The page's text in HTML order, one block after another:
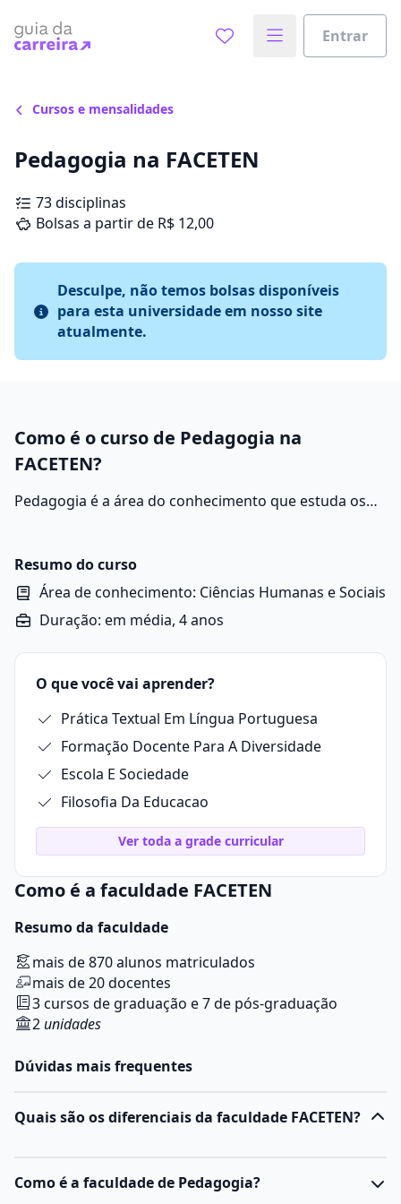
Entrar
Cursos e mensalidades
Pedagogia na FACETEN
73 disciplinas
Bolsas a partir de R$ 12,00
Desculpe, não temos bolsas disponíveis
para esta universidade em nosso site
atualmente.
Como é o curso de Pedagogia na
FACETEN?
Pedagogia é a área do conhecimento que estuda os
escola.
Resumo do curso
Área de conhecimento: Ciências Humanas e Sociais
Duração: em média, 4 anos
O que você vai aprender?
Prática Textual Em Língua Portuguesa
Formação Docente Para A Diversidade
Escola E Sociedade
Filosofia Da Educacao
Ver toda a grade curricular
Como é a faculdade FACETEN
Resumo da faculdade
mais de 870 alunos matriculados
mais de 20 docentes
3 cursos de graduação e 7 de pós-graduação
2unidades
Dúvidas mais frequentes
Quais são os diferenciais da faculdade FACETEN?
Como é a faculdade de Pedagogia?